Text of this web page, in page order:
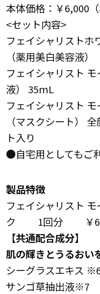
本体価格：￥6,000（
<セット内容>
フェイシャリストホ
（薬用美白美容液
フェイシャリスト
液） 35mL
フェイシャリスト
（マスクシート）
ト入り
●自宅用としてもご
製品特徴
フェイシャリスト
ク 1回分 ￥
【共通配合成分】
肌の輝きとうるおい
シーグラスエキス
サンゴ草抽出液※7